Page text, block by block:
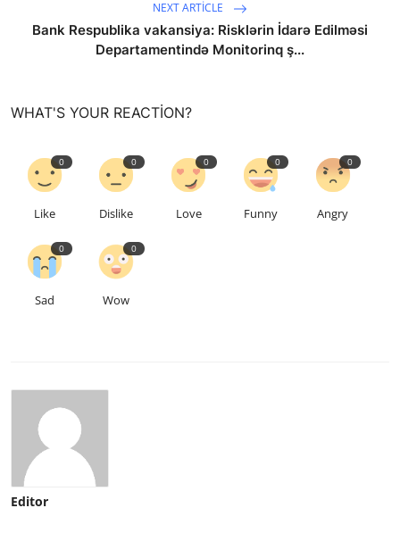
NEXT ARTICLE
Bank Respublika vakansiya: Risklərin İdarə Edilməsi
Departamentində Monitorinq ş...
WHAT'S YOUR REACTION?
0
Like
0
Dislike
0
Love
0
Funny
0
Angry
0
Sad
0
Wow
Editor